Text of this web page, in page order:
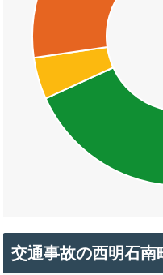
交通事故の西明石南